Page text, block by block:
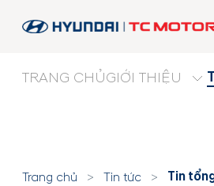
TRANG CHỦGIỚI THIỆU
Trang chủ > Tin tức > Tin